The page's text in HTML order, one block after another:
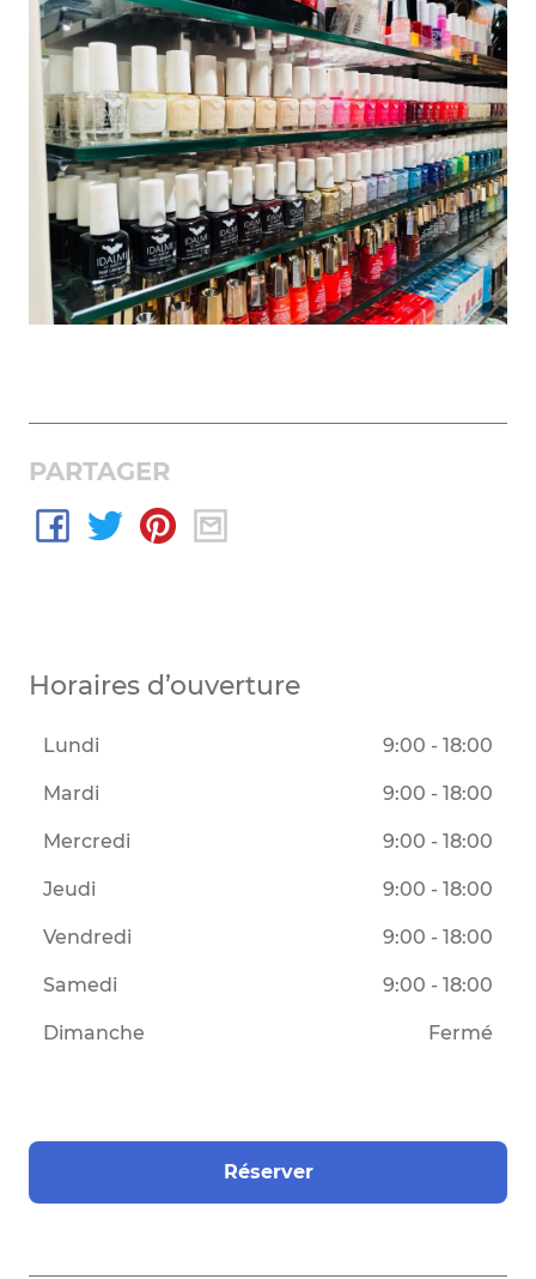
PARTAGER
Horaires d’ouverture
Lundi 9:00 - 18:00
Mardi 9:00 - 18:00
Mercredi 9:00 - 18:00
Jeudi 9:00 - 18:00
Vendredi 9:00 - 18:00
Samedi 9:00 - 18:00
Dimanche Fermé
Réserver